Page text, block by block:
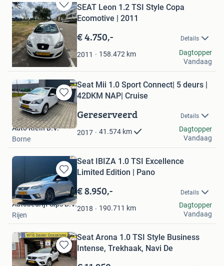
Bewaren
in
Mijn
Favorieten
SEAT Leon 1.2 TSI Style Copa
Ecomotive | 2011
€ 4.750,- Details
2011 158.472 km
MaVaBo
Vlissingen
Dagtopper
Vandaag
Bewaren
in
Mijn
Favorieten
Seat Mii 1.0 Sport Connect| 5 deurs |
42DKM NAP| Cruise
Gereserveerd Details
2017 41.574 km
Auto Klein B.V.
Borne
Dagtopper
Vandaag
Bewaren
in
Mijn
Favorieten
Seat IBIZA 1.0 TSI Excellence
Limited Edition | Pano
€ 8.950,- Details
2018 190.711 km
Autobedrijf Sips B.V.
Rijen
Dagtopper
Vandaag
Bewaren
in
Seat Arona 1.0 TSI Style Business
Intense, Trekhaak, Navi De